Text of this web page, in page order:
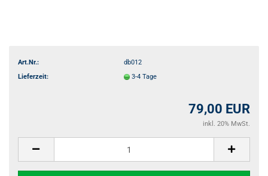
Art.Nr.:
db012
Lieferzeit:
3-4 Tage
79,00 EUR
inkl. 20% MwSt.